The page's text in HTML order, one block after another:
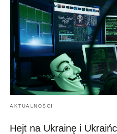
AKTUALNOŚCI
Hejt na Ukrainę i